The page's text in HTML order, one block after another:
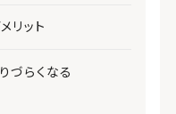
リット
づらくなる